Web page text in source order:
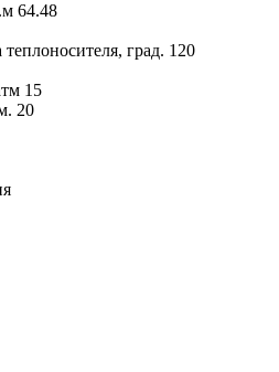
64.48
град. 120
15
20